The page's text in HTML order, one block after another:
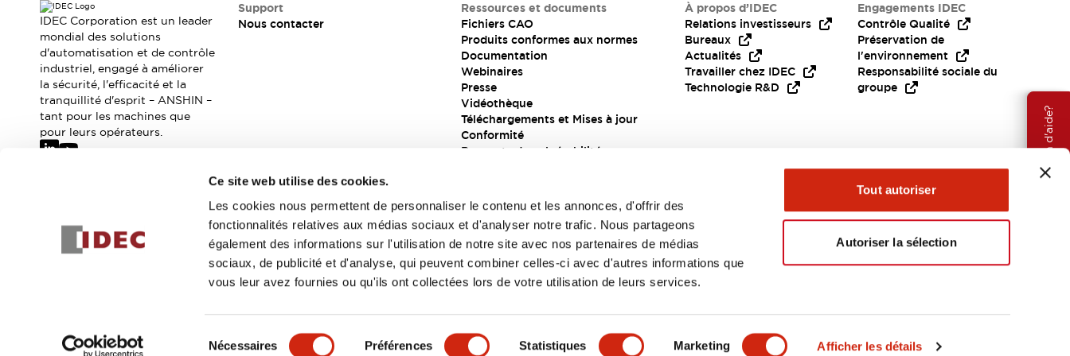
Ce site web utilise des cookies.
Les cookies nous permettent de personnaliser le contenu et les annonces, d'offrir des
fonctionnalités relatives aux médias sociaux et d'analyser notre trafic. Nous partageons
également des informations sur l'utilisation de notre site avec nos partenaires de médias
sociaux, de publicité et d'analyse, qui peuvent combiner celles-ci avec d'autres informations que
vous leur avez fournies ou qu'ils ont collectées lors de votre utilisation de leurs services.
Nécessaires Préférences Statistiques Marketing Afficher les détails
Tout autoriser
Autoriser la sélection
Où acheter
Distributeurs en ligne
Besoin d'aide?
DÉTAILS DU PRODUIT CARACTÉRISTIQUES CLÉS SPÉCIFICATIONS DOCUMENTS ET FICHIERS
IDEC Corporation est un leader
mondial des solutions
d'automatisation et de contrôle
industriel, engagé à améliorer
la sécurité, l'efficacité et la
tranquillité d'esprit – ANSHIN –
tant pour les machines que
pour leurs opérateurs.
Support
Nous contacter
Ressources et documents
Fichiers CAO
Produits conformes aux normes
Documentation
Webinaires
Presse
Vidéothèque
Téléchargements et Mises à jour
Conformité
Rapports de vulnérabilité
À propos d’IDEC
Relations investisseurs
Bureaux
Actualités
Travailler chez IDEC
Technologie R&D
Engagements IDEC
Contrôle Qualité
Préservation de
l'environnement
Responsabilité sociale du
groupe
Inscrivez-vous
Politique de confidentialitéConditions générales EMEA